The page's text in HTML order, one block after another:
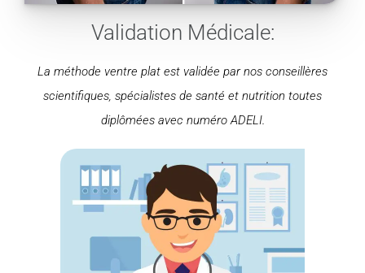
Validation Médicale:
La méthode ventre plat est validée par nos conseillères
scientifiques, spécialistes de santé et nutrition toutes
diplômées avec numéro ADELI.